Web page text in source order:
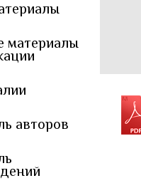
материалы
авторов